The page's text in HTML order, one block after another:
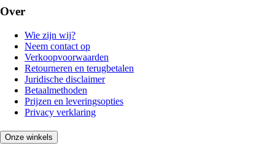
Over
Wie zijn wij?
Neem contact op
Verkoopvoorwaarden
Retourneren en terugbetalen
Juridische disclaimer
Betaalmethoden
Prijzen en leveringsopties
Privacy verklaring
Onze winkels